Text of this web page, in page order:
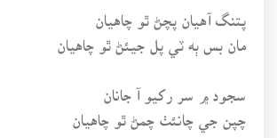
پتنگ آهيان پچڻ ٿو چاهيان
مان بس ٻه ٽي پل جيئڻ ٿو چاهيان
سجود ۾ سر رکيو آ جانان
چپن جي چانئٺ چمڻ ٿو چاهيان